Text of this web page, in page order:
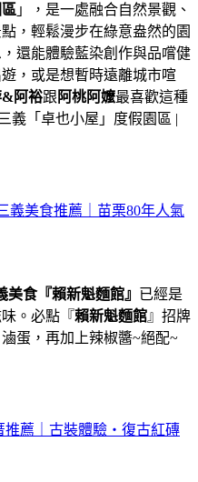
」，是一處融合自然景觀、
，輕鬆漫步在綠意盎然的園
還能體驗藍染創作與品嚐健
，或是想暫時遠離城市喧
&阿裕跟 阿桃阿嬤最喜歡這種
義「卓也小屋」度假園區 |
義美食推薦｜苗栗80年人氣
美食『賴新魁麵館』 已經是
。必點『賴新魁麵館』招牌
蛋，再加上辣椒醬~絕配~
推薦｜古裝體驗・復古紅磚